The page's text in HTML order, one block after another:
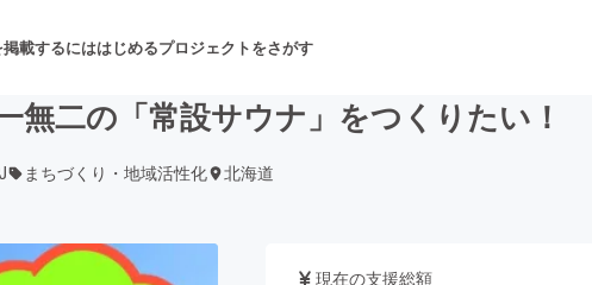
載するにははじめるプロジェクトをさがす
無二の「常設サウナ」をつくりたい！
まちづくり・地域活性化 北海道
現在の支援総額